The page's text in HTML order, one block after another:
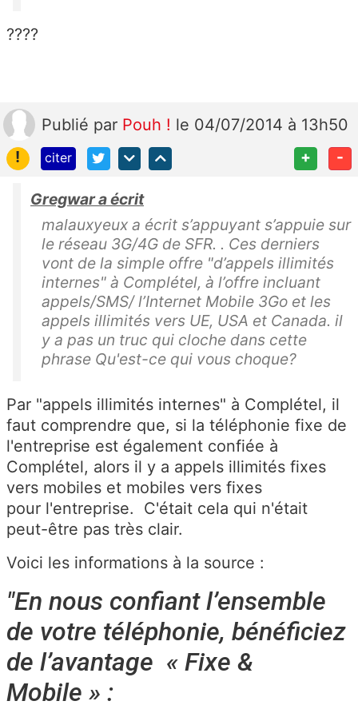
????
Publié par Pouh ! le 04/07/2014 à 13h50
!
citer + -
Gregwar a écrit
malauxyeux a écrit s’appuyant s’appuie sur
le réseau 3G/4G de SFR. . Ces derniers
vont de la simple offre "d’appels illimités
internes" à Complétel, à l’offre incluant
appels/SMS/ l’Internet Mobile 3Go et les
appels illimités vers UE, USA et Canada. il
y a pas un truc qui cloche dans cette
phrase Qu'est-ce qui vous choque?
Par "appels illimités internes" à Complétel, il
faut comprendre que, si la téléphonie fixe de
l'entreprise est également confiée à
Complétel, alors il y a appels illimités fixes
vers mobiles et mobiles vers fixes
pour l'entreprise. C'était cela qui n'était
peut-être pas très clair.
Voici les informations à la source :
"En nous confiant l’ensemble
de votre téléphonie, bénéficiez
de l’avantage « Fixe &
Mobile » :